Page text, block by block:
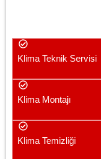
Klima Teknik Servisi
Klima Montajı
Klima Temizliği